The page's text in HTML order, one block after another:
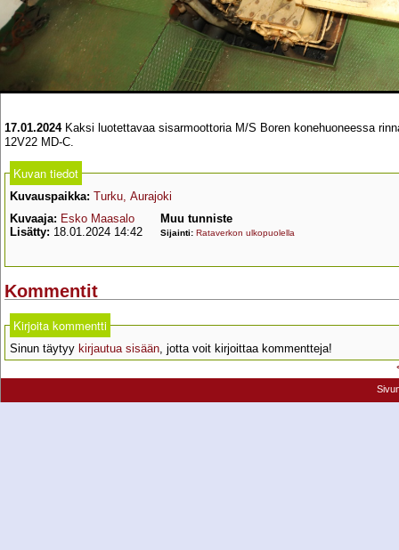
17.01.2024Kaksi luotettavaa sisarmoottoria M/S Boren konehuoneessa
12V22 MD-C.
Kuvan tiedot
Kuvauspaikka: Turku, Aurajoki
Kuvaaja: Esko Maasalo
Lisätty: 18.01.2024 14:42
Muu tunniste
Sijainti: Rataverkon ulkopuolella
Kommentit
Kirjoita kommentti
Sinun täytyy kirjautua sisään, jotta voit kirjoittaa kommentteja!